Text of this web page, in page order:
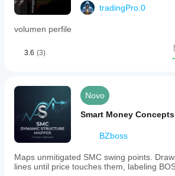
tradingPro.0
volumen perfile
3.6 (3)
Novo
Smart Money Concepts
BZboss
Maps unmitigated SMC swing points.
lines until price touches them, labeling